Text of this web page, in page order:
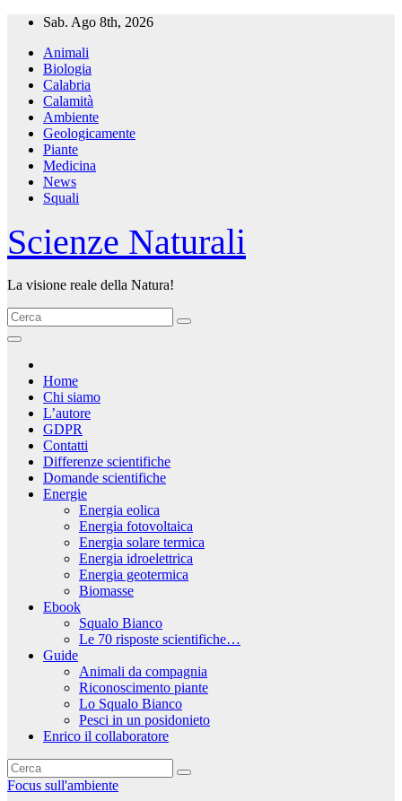
Salta
contenuto
Sab. Ago 8th, 2026
Animali
Biologia
Calabria
Calamità
Ambiente
Geologicamente
Piante
Medicina
News
Squali
Scienze Naturali
La visione reale della Natura!
Home
Chi siamo
L’autore
GDPR
Contatti
Differenze scientifiche
Domande scientifiche
Energie
Energia eolica
Energia fotovoltaica
Energia solare termica
Energia idroelettrica
Energia geotermica
Biomasse
Ebook
Squalo Bianco
Le 70 risposte scientifiche…
Guide
Animali da compagnia
Riconoscimento piante
Lo Squalo Bianco
Pesci in un posidonieto
Enrico il collaboratore
Focus sull'ambiente